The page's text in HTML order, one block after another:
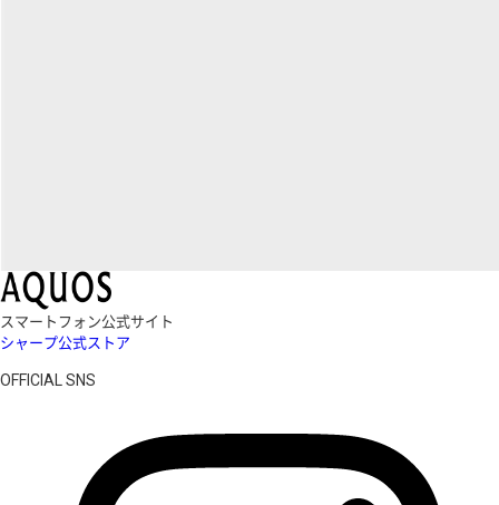
スマートフォン公式サイト
シャープ公式ストア
OFFICIAL SNS